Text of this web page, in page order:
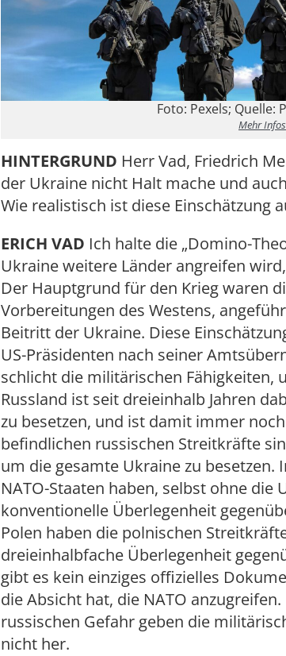
Foto: Pexels; Quelle:
Mehr Infos
HINTERGRUND Herr Vad, Friedrich
der Ukraine nicht Halt mache und
Wie realistisch ist diese Einschätzung
ERICH VAD Ich halte die „Domino-
Ukraine weitere Länder angreifen
Der Hauptgrund für den Krieg waren
Vorbereitungen des Westens,
Beitritt der Ukraine. Diese
US-Präsidenten nach seiner
schlicht die militärischen Fähigkeiten,
Russland ist seit dreieinhalb Jahren
zu besetzen, und ist damit immer
befindlichen russischen Streitkräfte
um die gesamte Ukraine zu besetzen.
NATO-Staaten haben, selbst ohne die
konventionelle Überlegenheit
Polen haben die polnischen
dreieinhalbfache Überlegenheit
gibt es kein einziges offizielles
die Absicht hat, die NATO
russischen Gefahr geben die
nicht her.